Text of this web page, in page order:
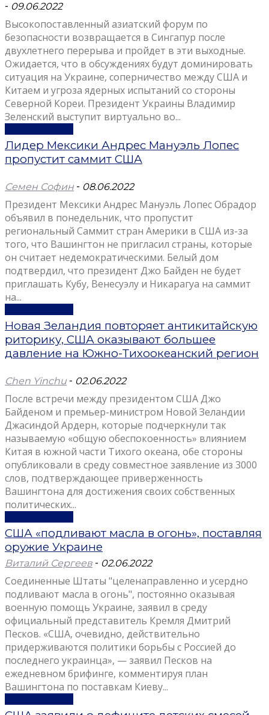
- 09.06.2022
Высокопоставленный азиатский форум по
безопасности возвращается в Сингапур после
двухлетнего перерыва и пройдет в эти выходные.
Ожидается, что в обсуждениях будут доминировать
ситуация на Украине, соперничество между США и
Китаем и угроза ядерных испытаний со стороны
Северной Кореи. Президент Украины Владимир
Зеленский выступит виртуально во...
Лидер Мексики Андрес Мануэль Лопес
пропустит саммит США
Семен Софин - 08.06.2022
Президент Мексики Андрес Мануэль Лопес Обрадор
объявил в понедельник, что пропустит
региональный Саммит стран Америки в США из-за
того, что Вашингтон не пригласил страны, которые
он считает недемократическими. Белый дом
подтвердил, что президент Джо Байден не будет
приглашать Кубу, Венесуэлу и Никарагуа на саммит
на...
Новая Зеландия повторяет антикитайскую
риторику, США оказывают большее
давление на Южно-Тихоокеанский регион
Chen Yinchu - 02.06.2022
После встречи между президентом США Джо
Байденом и премьер-министром Новой Зеландии
Джасиндой Ардерн, которые подчеркнули так
называемую «общую обеспокоенность» влиянием
Китая в южной части Тихого океана, обе стороны
опубликовали в среду совместное заявление из 3000
слов, подтверждающее приверженность
Вашингтона для достижения своих собственных
политических...
США «подливают масла в огонь», поставляя
оружие Украине
Виталий Сергеев - 02.06.2022
Соединенные Штаты "целенаправленно и усердно
подливают масла в огонь", постоянно оказывая
военную помощь Украине, заявил в среду
официальный представитель Кремля Дмитрий
Песков. «США, очевидно, действительно
придерживаются политики борьбы с Россией до
последнего украинца», — заявил Песков на
ежедневном брифинге, комментируя план
Вашингтона по поставкам Киеву...